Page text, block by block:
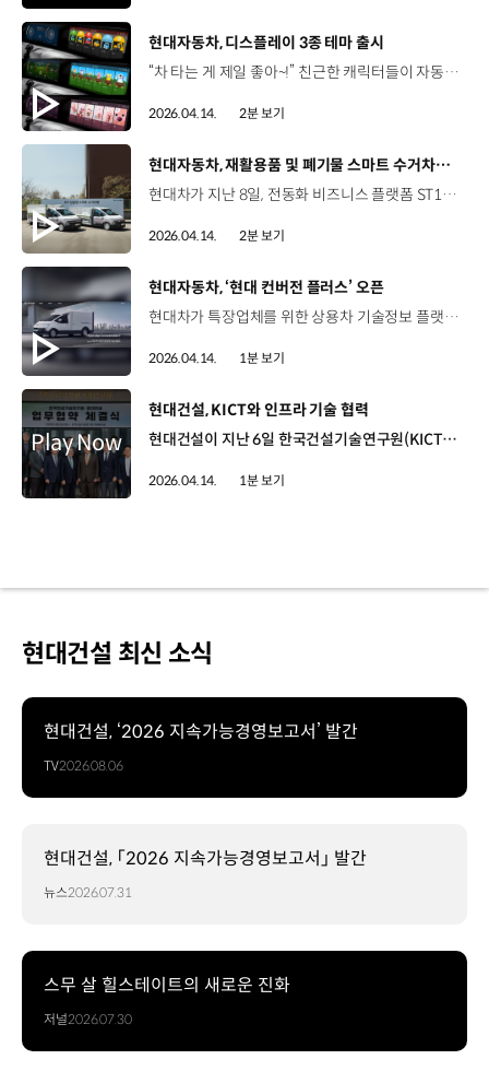
[동영상]
현대자동차, 디스플레이 3종 테마 출시
“차 타는 게 제일 좋아~!” 친근한 캐릭터들이 자동차 안에서 반겨주는 특별한 경험 아이들에게 인기 만점 뽀롱뽀롱 뽀로로, 꼬마버스 타요, 잔망루피까지 아이코닉스와 협업한 신규 디스플레이 테마 3종 출시 뽀롱뽀롱 뽀로로 ‘즐거운 기차 여행’ 꼬마버스 타요 ‘알록달록 차고지’ 잔망루피 ‘오리지널’ 익숙했던 차량 화면에서 동심 가득 놀이터로 변신 디스플레이 테마 적용 시 시동 ON/OFF 화면에 나타나는 캐릭터 계기판·내비게이션을 포함한 인포테인먼트 시스템 곳곳에서 시선을 사로잡는 귀여운 테마 지난 2월 포켓몬 디스플레이의 인기를 이어가는 국산 캐릭터와의 첫 협업 적용 가능 차종아이오닉 9 / 디 올 뉴 넥쏘더 뉴 아이오닉 6 / 2026 쏘나타 디 엣지 ‘마이현대’ 애플리케이션에서 대표 차량 등록 후 구매 가능 “전 세대가 함께 즐기는 새로운 모빌리티 경험~”
2026.04.14. 2분 보기
[동영상]
현대자동차, 재활용품 및 폐기물 스마트 수거차량 시연
현대차가 지난 8일, 전동화 비즈니스 플랫폼 ST1을 활용한 폐기물 스마트 수거 시연 행사를 열고, 6개월간의 실증사업에 나섰습니다. 이번 실증사업은 지난해 10월, 현대차와 성북구가 체결한 업무협약의 일환으로 생활폐기물 수집·운반 대행업체, 차량 특장 및 설루션 분야 중소기업과의 협력으로 완성됐는데요. 시연행사에서는 ST1 기반 스마트 수거차의 두 가지 방식, 덤핑형과 무빙플로어형으로 재활용품을 수거 및 적재하고 운반하는 작업을 선보였습니다. 친환경 차량인 ST1을 활용해 대기오염과 차량 소음을 줄일 수 있어 거주 만족도 향상, 민원 감소 등의 다각적 효과가 있을 것으로 기대됩니다. 현대차는 오는 10월까지 성북구에서 실증사업을 마무리한 뒤 정식 사업화와 도입 지역 확대를 추진할 방침입니다.
2026.04.14. 2분 보기
[동영상]
현대자동차, ‘현대 컨버전 플러스’ 오픈
현대차가 특장업체를 위한 상용차 기술정보 플랫폼 ‘현대 컨버전 플러스’를 오픈했습니다. ‘현대 컨버전 플러스’는 바디빌더 매뉴얼과 드로잉, 법규 인증 자료 등 상용차 기술정보를 지원하는 플랫폼인데요. 3D 도면 제공, 전 차종 통합검색, 스마트폰 접속 등 편의 기능을 강화해 설계 오류를 최소화하고 품질과 안전을 향상시키게 됩니다. 아울러 국내 한정으로 운영하던 기존 서비스를 약 120개국, 15개 언어로 확장하고 현장 이슈에 대응하는 ‘테크니컬 핫라인’도 구축했습니다. 현대차는 앞으로도 특장업체들과의 긴밀한 협력을 통해 고객에게 최적화된 모빌리티를 제공할 계획입니다.
2026.04.14. 1분 보기
[동영상]
현대건설, KICT와 인프라 기술 협력
현대건설이 지난 6일 한국건설기술연구원(KICT)과 ‘건설기술 발전 및 산업 고도화를 위한 상호 협력체계 구축’ 업무협약을 체결했습니다. 이번 협약은 전문 연구기관의 원천기술에 민간 건설사의 현장 실증 역량을 더해 차세대 건설기술의 상용화를 앞당기겠다는 취지에서 마련됐습니다. 양사는 소프트웨어 중심의 미래 도로체계(SDR)와 하이퍼루프 등 차세대 교통 인프라 기술을 함께 개발하게 되는데요. 더 나아가 지하 공간 및 첨단재료 분야, 탄소중립 기술, 스마트 건설 및 수재해 대응 기술 등으로 협력 범위를 넓혀갈 예정입니다. 현대건설은 이번 협약을 통해 차세대 모빌리티 인프라 기술을 선제적으로 확보하고 K-건설 패러다임 변화에 앞장설 계획입니다.
2026.04.14. 1분 보기
현대건설 최신 소식
현대건설, ‘2026 지속가능경영보고서’ 발간
TV2026.08.06
현대건설, 「2026 지속가능경영보고서」 발간
뉴스2026.07.31
스무 살 힐스테이트의 새로운 진화
저널2026.07.30